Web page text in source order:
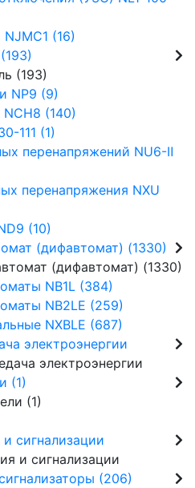
(16)
(193)
NP9 (9)
(140)
111 (1)
перенапряжений NU6-Ⅱ
перенапряжения NXU
(10)
(дифавтомат) (1330)
(дифавтомат) (1330)
NB1L (384)
NB2LE (259)
NXBLE (687)
электроэнергии
электроэнергии
(1)
(1)
сигнализации
и сигнализации
(206)